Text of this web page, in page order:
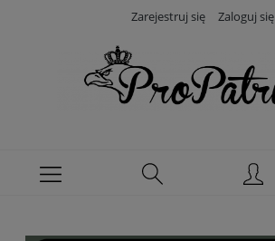
Zarejestruj się Zaloguj się